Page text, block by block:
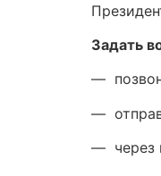
Задать
—
—
— через